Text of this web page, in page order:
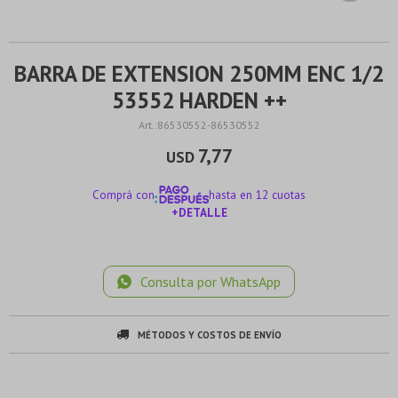
BARRA DE EXTENSION 250MM ENC 1/2
53552 HARDEN ++
86530552-86530552
USD 7,77
Comprá con
hasta en 12 cuotas
+DETALLE
Consulta por WhatsApp
MÉTODOS Y COSTOS DE ENVÍO